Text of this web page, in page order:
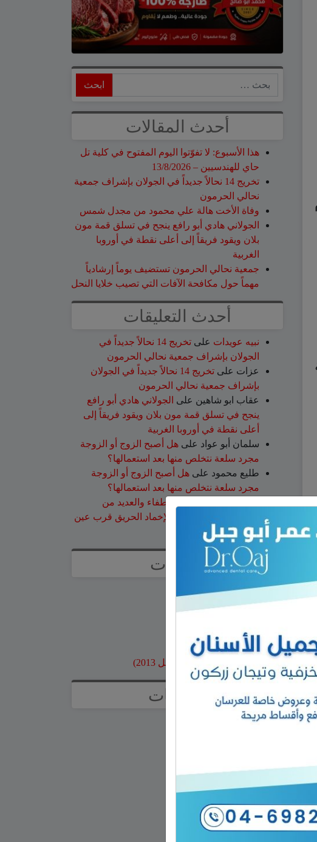
أحدث المقالات
هذا الأسبوع: لا تفوّتوا اليوم المفتوح في كلية تل
حاي للهندسيين – 13/8/2026
تخريج 14 نحالاً جديداً في الجولان بإشراف جمعية
نحالي الحرمون
وفاة الأخت هالة علي محمود من مجدل شمس
الجولاني هادي أبو رافع ينجح في تسلق قمة مون
بلان ويقود فريقاً إلى أعلى نقطة في أوروبا
الغربية
جمعية نحالي الحرمون تستضيف يوماً إرشادياً
مهماً حول مكافحة الآفات التي تصيب خلايا النحل
أحدث التعليقات
نبيه عويدات على
تخريج 14 نحالاً جديداً في
الجولان بإشراف جمعية نحالي الحرمون
عزات على
تخريج 14 نحالاً جديداً في الجولان
بإشراف جمعية نحالي الحرمون
عقاب ابو شاهين على الجولاني هادي أبو رافع
ينجح في تسلق قمة مون بلان ويقود فريقاً إلى
أعلى نقطة في أوروبا الغربية
سلمان أبو عواد على هل أصبح الزوج أو الزوجة
مجرد سلعة نتخلص منها بعد استعمالها؟
طليع محمود على هل أصبح الزوج أو الزوجة
مجرد سلعة نتخلص منها بعد استعمالها؟
14 طاقم إطفاء والعديد من
طائرات إطفاء الحرائق لإخماد الحريق قرب عين
قنية – فيديو
صفحات
صفحة الاعراس
خواطر
بنوك وبطاقات اعتماد
مواقع محلية
ارشيف موقع جولاني (قبل 2013)
تصنيفات
آراء
اخبار وتقارير
اقتصاد
الجولان